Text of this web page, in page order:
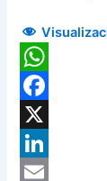
WhatsApp
Facebook
X
LinkedIn